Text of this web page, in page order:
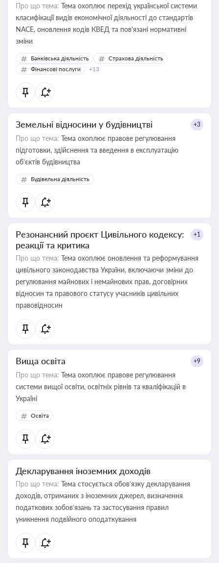
Про що тема: Тема охоплює перехід української системи
класифікації видів економічної діяльності до стандартів
NACE, оновлення кодів КВЕД та пов'язані нормативні
зміни
Банківська діяльність
Страхова діяльність
Фінансові послуги
+13
Земельні відносини у будівництві +3
Про що тема: Тема охоплює правове регулювання
підготовки, здійснення та введення в експлуатацію
об’єктів будівництва
Будівельна діяльність
Резонансний проєкт Цивільного кодексу:
реакції та критика
+1
Про що тема: Тема охоплює оновлення та реформування
цивільного законодавства України, включаючи зміни до
регулювання майнових і немайнових прав, договірних
відносин та правового статусу учасників цивільних
правовідносин
Вища освіта +9
Про що тема: Тема охоплює правове регулювання
системи вищої освіти, освітніх рівнів та кваліфікацій в
Україні
Освіта
Декларування іноземних доходів
Про що тема: Тема стосується обов’язку декларування
доходів, отриманих з іноземних джерел, визначення
податкових зобов’язань та застосування правил
уникнення подвійного оподаткування